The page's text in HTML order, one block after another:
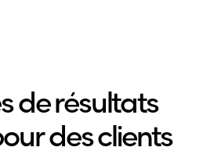
de résultats
des clients